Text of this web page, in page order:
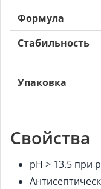
Формула
Стабильность
Упаковка
Свойства
pH > 13.5 при